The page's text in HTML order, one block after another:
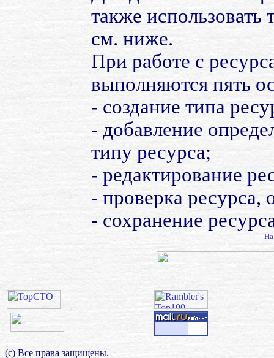
также
см. ниже.
При работе с
выполняются пять
- создание типа
- добавление
типу ресурса;
- редактирование
- проверка ресурса,
- сохранение
(с) Все права защищены.